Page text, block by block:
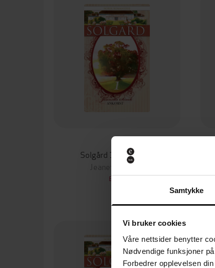
Samtykke
Vi bruker cookies
Våre nettsider benytter
Nødvendige funksjoner
Forbedrer opplevelsen
0,-
Solgård 1 – Ankomst
Jeanette Semb
EBOK